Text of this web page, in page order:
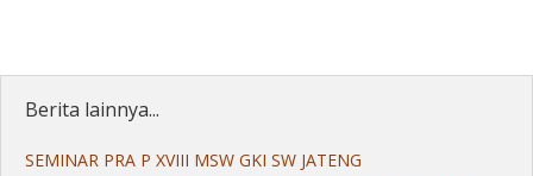
Berita lainnya...
SEMINAR PRA P XVIII MSW GKI SW JATENG